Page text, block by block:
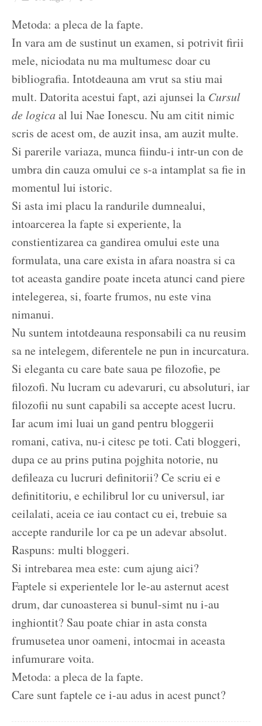
Metoda: a pleca de la fapte.
In vara am de sustinut un examen, si potrivit firii
mele, niciodata nu ma multumesc doar cu
bibliografia. Intotdeauna am vrut sa stiu mai
mult. Datorita acestui fapt, azi ajunsei la Cursul
de logicaal lui Nae Ionescu. Nu am citit nimic
scris de acest om, de auzit insa, am auzit multe.
Si parerile variaza, munca fiindu-i intr-un con de
umbra din cauza omului ce s-a intamplat sa fie in
momentul lui istoric.
Si asta imi placu la randurile dumnealui,
intoarcerea la fapte si experiente, la
constientizarea ca gandirea omului este una
formulata, una care exista in afara noastra si ca
tot aceasta gandire poate inceta atunci cand piere
intelegerea, si, foarte frumos, nu este vina
nimanui.
Nu suntem intotdeauna responsabili ca nu reusim
sa ne intelegem, diferentele ne pun in incurcatura.
Si eleganta cu care bate saua pe filozofie, pe
filozofi. Nu lucram cu adevaruri, cu absoluturi, iar
filozofii nu sunt capabili sa accepte acest lucru.
Iar acum imi luai un gand pentru bloggerii
romani, cativa, nu-i citesc pe toti. Cati bloggeri,
dupa ce au prins putina pojghita notorie, nu
defileaza cu lucruri definitorii? Ce scriu ei e
definititoriu, e echilibrul lor cu universul, iar
ceilalati, aceia ce iau contact cu ei, trebuie sa
accepte randurile lor ca pe un adevar absolut.
Raspuns: multi bloggeri.
Si intrebarea mea este: cum ajung aici?
Faptele si experientele lor le-au asternut acest
drum, dar cunoasterea si bunul-simt nu i-au
inghiontit? Sau poate chiar in asta consta
frumusetea unor oameni, intocmai in aceasta
infumurare voita.
Metoda: a pleca de la fapte.
Care sunt faptele ce i-au adus in acest punct?